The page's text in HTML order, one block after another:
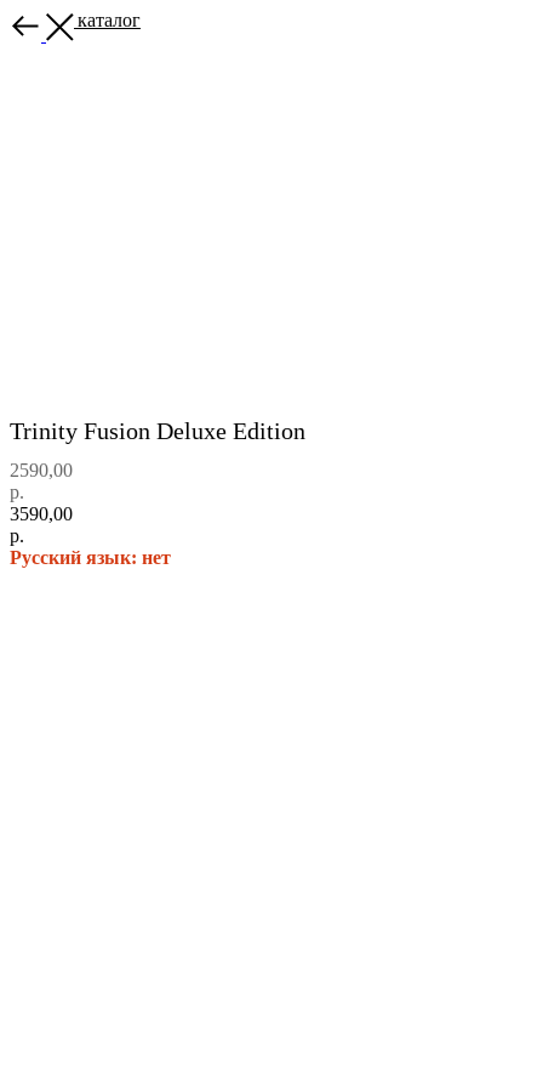
Назад в каталог
Trinity Fusion Deluxe Edition
2590,00
р.
3590,00
р.
Русский язык: нет